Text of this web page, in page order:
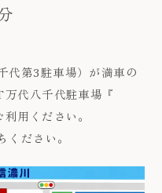
代第3駐車場）が満車の
代八千代駐車場『
用ください。